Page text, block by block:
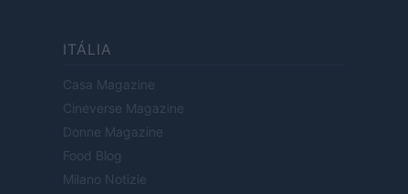
ITÁLIA
Casa Magazine
Cineverse Magazine
Donne Magazine
Food Blog
Milano Notizie